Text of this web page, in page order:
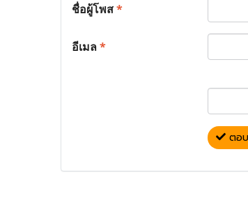
ชื่อผู้โพส*
อีเมล*
ตอ